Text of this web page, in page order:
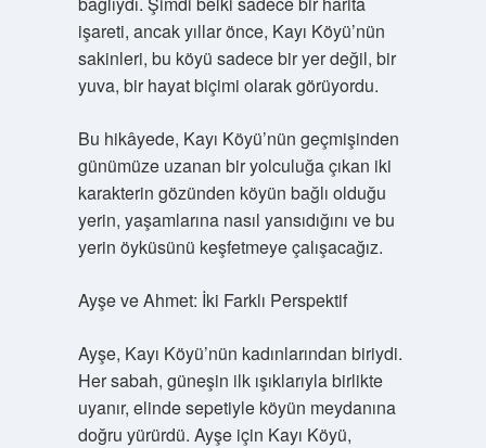
işareti, ancak yıllar önce, Kayı Köyü’nün
sakinleri, bu köyü sadece bir yer değil, bir
yuva, bir hayat biçimi olarak görüyordu.
Bu hikâyede, Kayı Köyü’nün geçmişinden
günümüze uzanan bir yolculuğa çıkan iki
karakterin gözünden köyün bağlı olduğu
yerin, yaşamlarına nasıl yansıdığını ve bu
yerin öyküsünü keşfetmeye çalışacağız.
Ayşe ve Ahmet: İki Farklı Perspektif
Ayşe, Kayı Köyü’nün kadınlarından biriydi.
Her sabah, güneşin ilk ışıklarıyla birlikte
uyanır, elinde sepetiyle köyün meydanına
doğru yürürdü. Ayşe için Kayı Köyü,